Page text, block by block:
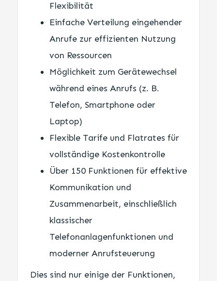
Flexibilität
Einfache Verteilung eingehender
Anrufe zur effizienten Nutzung
von Ressourcen
Möglichkeit zum Gerätewechsel
während eines Anrufs (z. B.
Telefon, Smartphone oder
Laptop)
Flexible Tarife und Flatrates für
vollständige Kostenkontrolle
Über 150 Funktionen für effektive
Kommunikation und
Zusammenarbeit, einschließlich
klassischer
Telefonanlagenfunktionen und
moderner Anrufsteuerung
Dies sind nur einige der Funktionen,